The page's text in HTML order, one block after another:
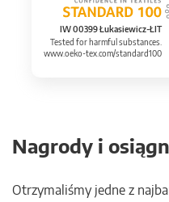
IW 00399 Łukasiewicz-ŁIT
Tested for harmful substances.
www.oeko-tex.com/standard100
Nagrody i
Otrzymaliśmy jedne z